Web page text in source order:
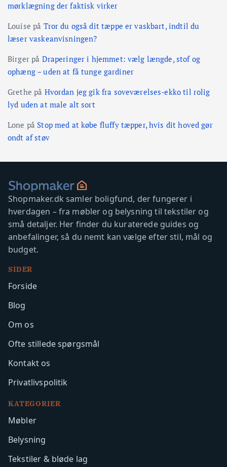
mørklægning der faktisk virker
Louise på Tror du også dit tæppe er vaskbart, indtil du
læser vaskeanvisningen?
Birgerpå Draperinger i hjemmet: vælg længde, stof og
ophæng – uden at få tunge gardiner
Grethe på Hvordan jeg gik fra soveværelses-ekko til rolig
lyd uden at male alt sort
Lone på Stop med at købe fluffy tæpper, hvis dit hoved gør
ondt af støv
Shopmaker.dk samler boligfund, der fungerer i
hverdagen – fra møbler og belysning til tekstiler og
små detaljer. Her finder du kuraterede guides og
anbefalinger, så du nemt kan vælge efter stil, mål og
budget.
SIDER
Forside
Blog
Om os
Ofte stillede spørgsmål
Kontakt os
Privatlivspolitik
KATEGORIER
Møbler
Belysning
Tekstiler & bløde lag